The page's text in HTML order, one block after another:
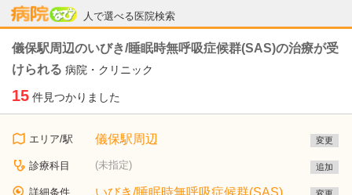
人で選べる医院検索
病院なび
儀保駅周辺のいびき/睡眠時無呼吸症候群(SAS)の治療が受
けられる 病院・クリニック
15 件見つかりました
エリア/駅 儀保駅周辺 変更
診療科目 (未指定) 追加
詳細条件 いびき/睡眠時無呼吸症候群(SAS)